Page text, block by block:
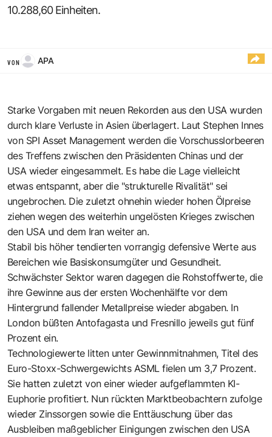
10.288,60 Einheiten.
VON APA
Starke Vorgaben mit neuen Rekorden aus den USA wurden
durch klare Verluste in Asien überlagert. Laut Stephen Innes
von SPI Asset Management werden die Vorschusslorbeeren
des Treffens zwischen den Präsidenten Chinas und der
USA wieder eingesammelt. Es habe die Lage vielleicht
etwas entspannt, aber die "strukturelle Rivalität" sei
ungebrochen. Die zuletzt ohnehin wieder hohen Ölpreise
ziehen wegen des weiterhin ungelösten Krieges zwischen
den USA und dem Iran weiter an.
Stabil bis höher tendierten vorrangig defensive Werte aus
Bereichen wie Basiskonsumgüter und Gesundheit.
Schwächster Sektor waren dagegen die Rohstoffwerte, die
ihre Gewinne aus der ersten Wochenhälfte vor dem
Hintergrund fallender Metallpreise wieder abgaben. In
London büßten Antofagasta und Fresnillo jeweils gut fünf
Prozent ein.
Technologiewerte litten unter Gewinnmitnahmen, Titel des
Euro-Stoxx-Schwergewichts ASML fielen um 3,7 Prozent.
Sie hatten zuletzt von einer wieder aufgeflammten KI-
Euphorie profitiert. Nun rückten Marktbeobachtern zufolge
wieder Zinssorgen sowie die Enttäuschung über das
Ausbleiben maßgeblicher Einigungen zwischen den USA